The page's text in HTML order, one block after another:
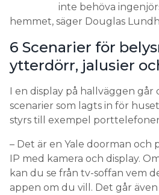
inte behöva
hemmet, säger Douglas
6 Scenarier för
ytterdörr, jalusier
I en display på hallväggen går
scenarier som lagts in för
styrs till exempel
– Det är en Yale doorman
IP med kamera och display.
kan du se från tv-soffan vem
appen om du vill. Det går